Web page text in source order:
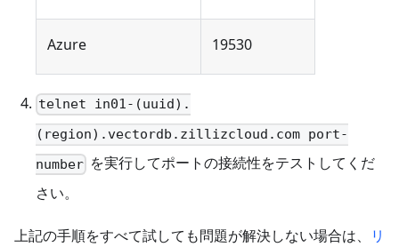
Azure 19530
telnet in01-(uuid).
(region).vectordb.zillizcloud.com port-
number を実行してポートの接続性をテストしてくだ
さい。
上記の手順をすべて試しても問題が解決しない場合は、
リ